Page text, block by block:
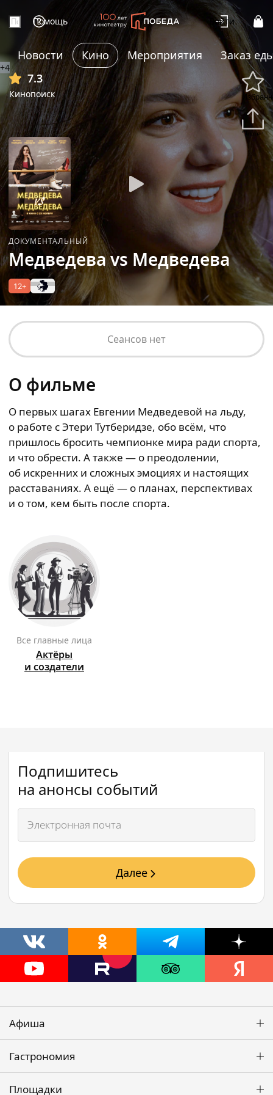
Помощь Войти
Новости Кино Мероприятия
Заказ
7.3
Кинопоиск
+4
ДОКУМЕНТАЛЬНЫЙ
Медведева vs Медведева
12+
Сеансов нет
О фильме
О первых шагах Евгении Медведевой на льду,
о работе с Этери Тутберидзе, обо всём, что
пришлось бросить чемпионке мира ради спорта,
и что обрести. А также — о преодолении,
об искренних и сложных эмоциях и настоящих
расставаниях. А ещё — о планах, перспективах
и о том, кем быть после спорта.
Все главные лица
Актёры
и создатели
Подпишитесь
на анонсы событий
Далее
Афиша
Гастрономия
Площадки